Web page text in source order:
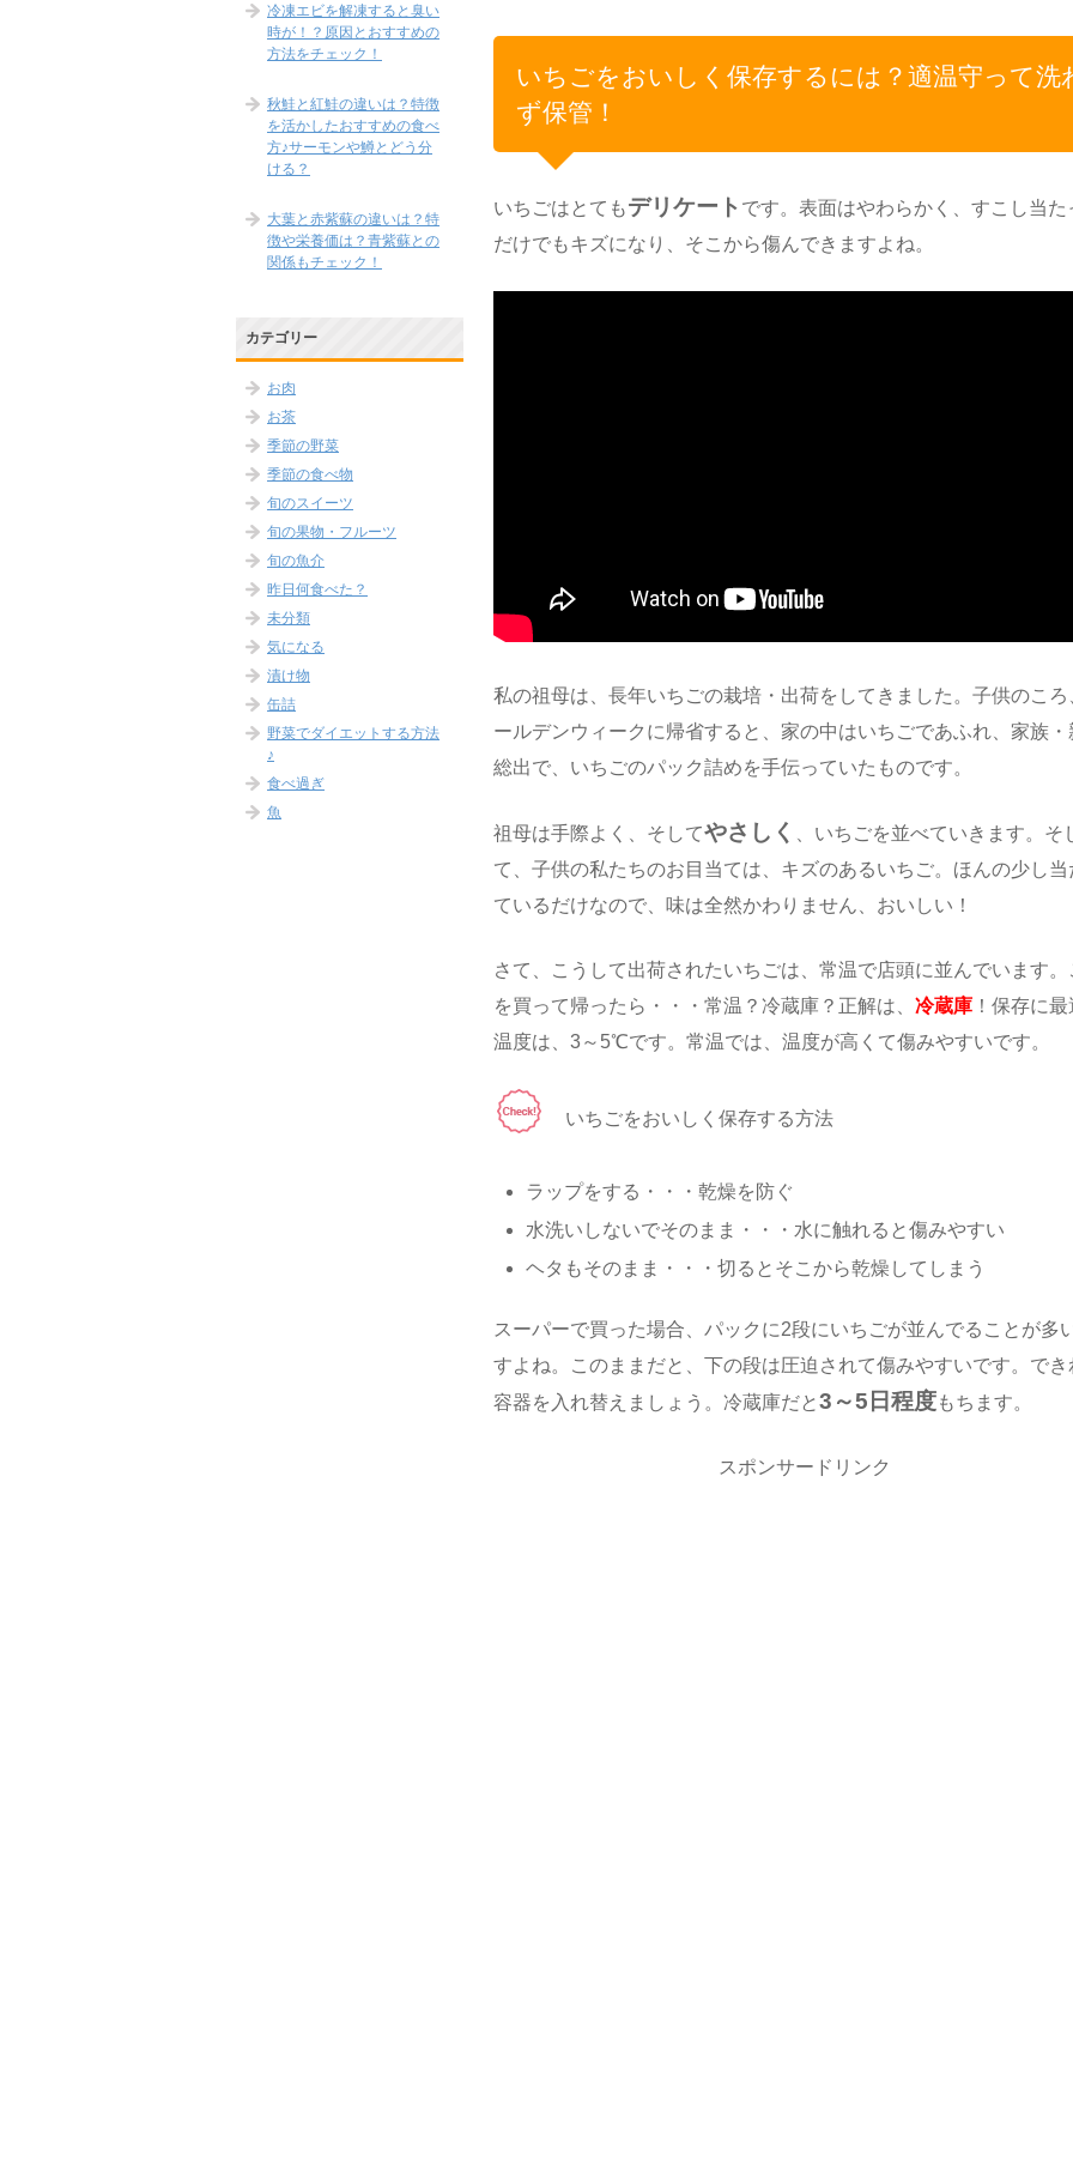
いちごをおいしく保存するには？適温守って洗
ず保管！
いちごはとてもデリケート です。表面はやわらかく、すこし当た
だけでもキズになり、そこから傷んできますよね。
私の祖母は、長年いちごの栽培・出荷をしてきました。子供のころ
ールデンウィークに帰省すると、家の中はいちごであふれ、家族・
総出で、いちごのパック詰めを手伝っていたものです。
祖母は手際よく、そしてやさしく
、いちごを並べていきます。そ
て、子供の私たちのお目当ては、キズのあるいちご。ほんの少し当
ているだけなので、味は全然かわりません、おいしい！
さて、こうして出荷されたいちごは、常温で店頭に並んでいます。
を買って帰ったら・・・常温？冷蔵庫？正解は、冷蔵庫 ！保存に
温度は、3～5℃です。常温では、温度が高くて傷みやすいです。
いちごをおいしく保存する方法
ラップをする・・・乾燥を防ぐ
水洗いしないでそのまま・・・水に触れると傷みやすい
ヘタもそのまま・・・切るとそこから乾燥してしまう
スーパーで買った場合、パックに2段にいちごが並んでることが多
すよね。このままだと、下の段は圧迫されて傷みやすいです。でき
容器を入れ替えましょう。冷蔵庫だと3～5日程度もちます。
スポンサードリンク
冷凍エビを解凍すると臭い
時が！？原因とおすすめの
方法をチェック！
秋鮭と紅鮭の違いは？特徴
を活かしたおすすめの食べ
方♪サーモンや鱒とどう分
ける？
大葉と赤紫蘇の違いは？特
徴や栄養価は？青紫蘇との
関係もチェック！
カテゴリー
お肉
お茶
季節の野菜
季節の食べ物
旬のスイーツ
旬の果物・フルーツ
旬の魚介
昨日何食べた？
未分類
気になる
漬け物
缶詰
野菜でダイエットする方法
♪
食べ過ぎ
魚